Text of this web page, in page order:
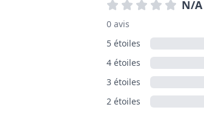
N/A
0 avis
5 étoiles
4 étoiles
3 étoiles
2 étoiles